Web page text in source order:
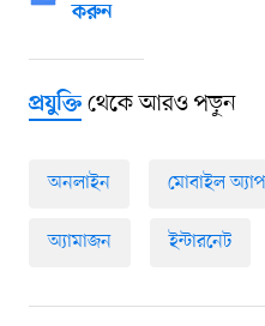
করুন
প্রযুক্তিথেকে আরও পড়ুন
অনলাইন মোবাইল অ্যাপ
অ্যামাজন ইন্টারনেট